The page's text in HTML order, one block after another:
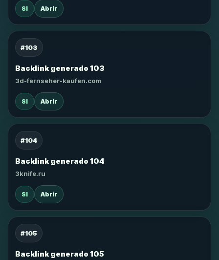
SI Abrir
#103
Backlink generado 103
3d-fernseher-kaufen.com
SI Abrir
#104
Backlink generado 104
3knife.ru
SI Abrir
#105
Backlink generado 105